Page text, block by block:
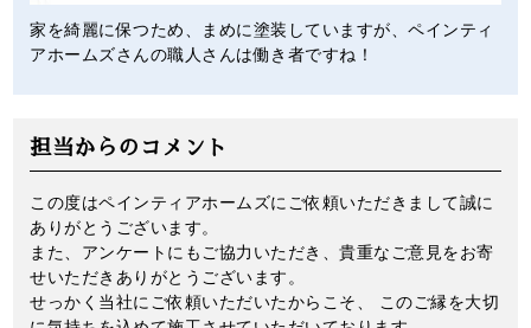
家を綺麗に保つため、まめに塗装していますが、ペインティ
アホームズさんの職人さんは働き者ですね！
担当からのコメント
この度はペインティアホームズにご依頼いただきまして誠に
ありがとうございます。
また、アンケートにもご協力いただき、貴重なご意見をお寄
せいただきありがとうございます。
せっかく当社にご依頼いただいたからこそ、 このご縁を大切